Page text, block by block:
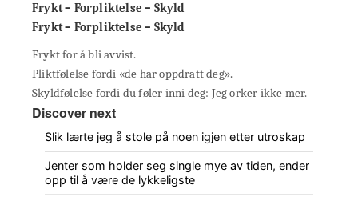
Frykt – Forpliktelse – Skyld
Frykt – Forpliktelse – Skyld
Frykt for å bli avvist.
Pliktfølelse fordi «de har oppdratt deg».
Skyldfølelse fordi du føler inni deg: Jeg orker ikke mer.
Discover next
Slik lærte jeg å stole på noen igjen etter utroskap
Jenter som holder seg single mye av tiden, ender
opp til å være de lykkeligste